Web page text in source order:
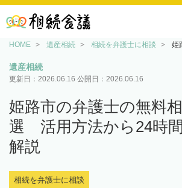
HOME 遺産相続 相続を弁護士に相談 姫
遺産相続
更新日： 2026.06.16 公開日： 2026.06.16
姫路市の弁護士の無料
選 活用方法から24時
解説
相続を弁護士に相談